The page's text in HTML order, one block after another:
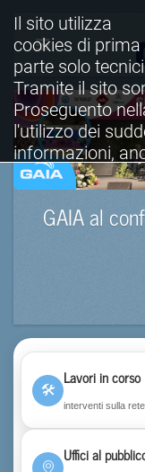
GAIA al
🛠
Lavori in corso
interventi sulla
Uffici al
Il sito utilizza
cookies di prima
parte solo
Tramite il sito
Proseguento
l'utilizzo dei
informazioni,
è possibile
completa.
Visualizza